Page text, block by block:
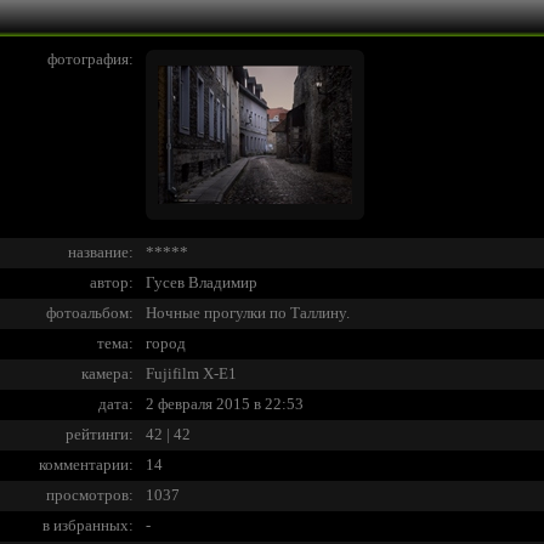
фотография:
название:
*****
автор:
Гусев Владимир
фотоальбом:
Ночные прогулки по Таллину.
тема:
город
камера:
Fujifilm X-E1
дата:
2 февраля 2015 в 22:53
рейтинги:
42 | 42
комментарии:
14
просмотров:
1037
в избранных:
-